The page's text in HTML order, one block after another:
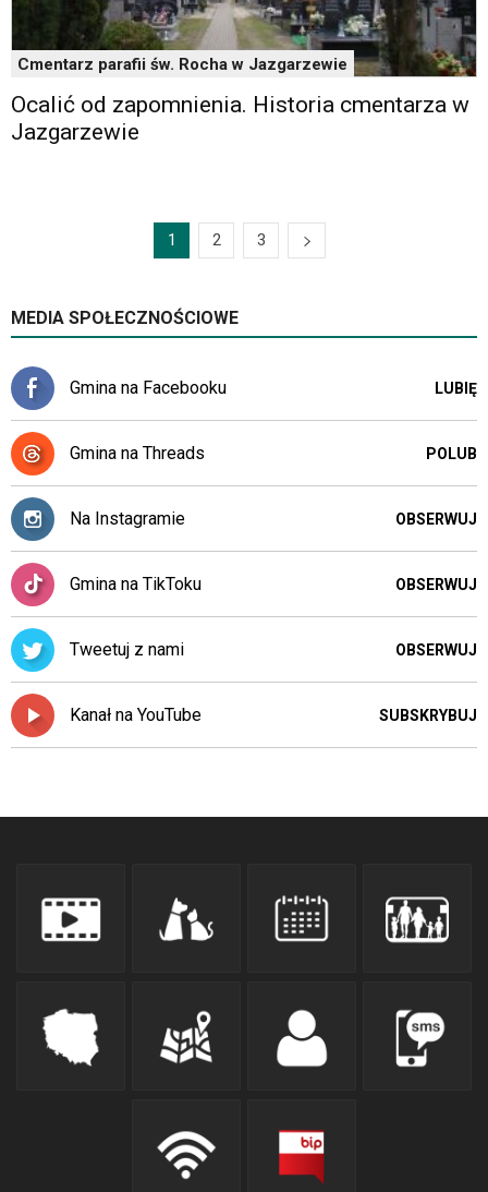
Cmentarz parafii św. Rocha w Jazgarzewie
Ocalić od zapomnienia. Historia cmentarza w
Jazgarzewie
1 2 3
MEDIA SPOŁECZNOŚCIOWE
Gmina na Facebooku LUBIĘ
Gmina na Threads POLUB
Na Instagramie OBSERWUJ
Gmina na TikToku OBSERWUJ
Tweetuj z nami OBSERWUJ
Kanał na YouTube SUBSKRYBUJ